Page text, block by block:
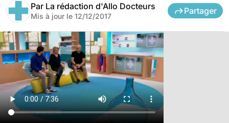
Par La rédaction d'Allo Docteurs
Mis à jour le 12/12/2017
Partager